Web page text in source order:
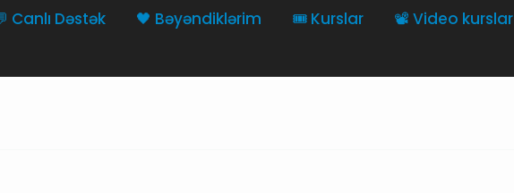
Canlı Dəstək 🖤 Bəyəndiklərim 🎟️ Kurslar 📽️ Video kurslar